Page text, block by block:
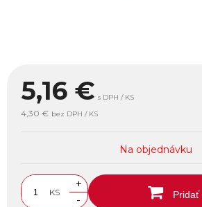
5,16 € s DPH / KS
4,30 € bez DPH / KS
Na objednávku
KS
+
-
Pridať